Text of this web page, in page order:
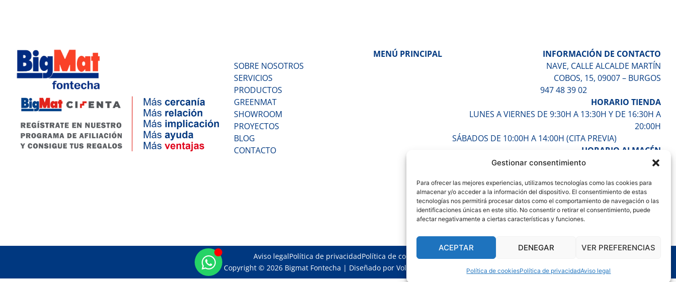
Gestionar consentimiento
Para ofrecer las mejores experiencias, utilizamos tecnologías como las cookies para
almacenar y/o acceder a la información del dispositivo. El consentimiento de estas
tecnologías nos permitirá procesar datos como el comportamiento de navegación o las
identificaciones únicas en este sitio. No consentir o retirar el consentimiento, puede
afectar negativamente a ciertas características y funciones.
ACEPTAR DENEGAR VER PREFERENCIAS
Política de cookiesPolítica de privacidadAviso legal
MENÚ PRINCIPAL
SOBRE NOSOTROS
SERVICIOS
PRODUCTOS
GREENMAT
SHOWROOM
PROYECTOS
BLOG
CONTACTO
INFORMACIÓN DE CONTACTO
NAVE, CALLE ALCALDE MARTÍN
COBOS, 15, 09007 – BURGOS
947 48 39 02
HORARIO TIENDA
LUNES A VIERNES DE 9:30H A 13:30H Y DE 16:30H A
20:00H
SÁBADOS DE 10:00H A 14:00H (CITA PREVIA)
HORARIO ALMACÉN
LUNES A VIERNES DE 7:30H A 17:30H
Aviso legalPolítica de privacidadPolítica de cookies
Copyright © 2026 Bigmat Fontecha | Diseñado por Volantis Creative